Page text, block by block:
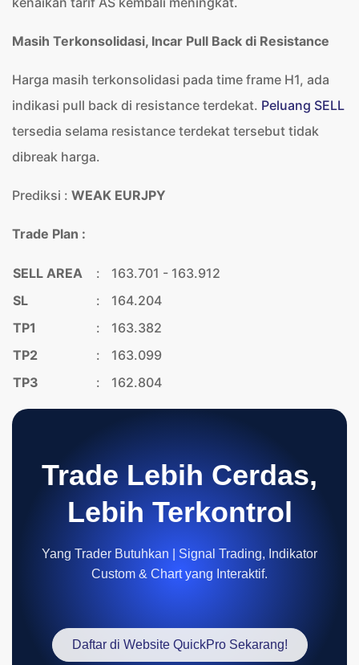
Masih Terkonsolidasi, Incar Pull Back di Resistance
Harga masih terkonsolidasi pada time frame H1, ada
indikasi pull back di resistance terdekat. Peluang SELL
tersedia selama resistance terdekat tersebut tidak
dibreak harga.
Prediksi : WEAK EURJPY
Trade Plan :
SELL AREA :
163.701 - 163.912
SL
:
164.204
TP1
:
163.382
TP2
:
163.099
TP3
: 162.804
Trade Lebih Cerdas,
Lebih Terkontrol
Yang Trader Butuhkan | Signal Trading, Indikator
Custom & Chart yang Interaktif.
Daftar di Website QuickPro Sekarang!